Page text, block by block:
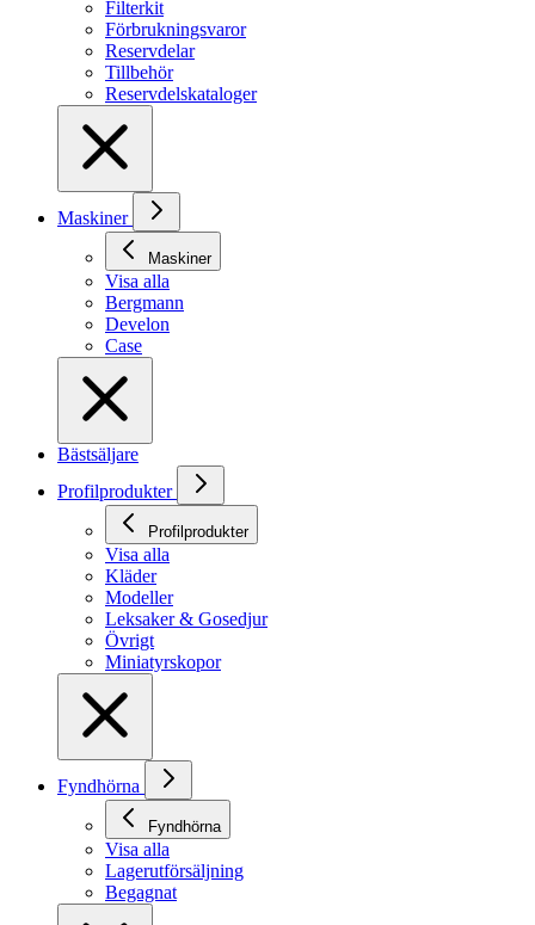
Filterkit
Förbrukningsvaror
Reservdelar
Tillbehör
Reservdelskataloger
Maskiner
Maskiner
Visa alla
Bergmann
Develon
Case
Bästsäljare
Profilprodukter
Profilprodukter
Visa alla
Kläder
Modeller
Leksaker & Gosedjur
Övrigt
Miniatyrskopor
Fyndhörna
Fyndhörna
Visa alla
Lagerutförsäljning
Begagnat